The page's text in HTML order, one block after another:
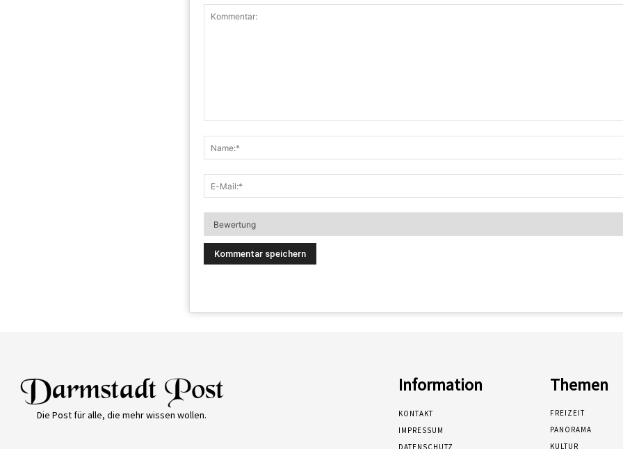
Die Post für alle, die mehr wissen wollen.
Information
KONTAKT
IMPRESSUM
DATENSCHUTZ
Themen
FREIZEIT
PANORAMA
KULTUR